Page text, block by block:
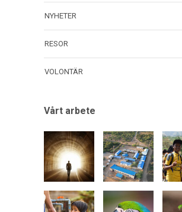
NYHETER
RESOR
VOLONTÄR
Vårt arbete